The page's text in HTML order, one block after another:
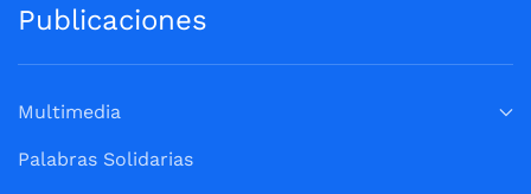
Publicaciones
Multimedia
Palabras Solidarias